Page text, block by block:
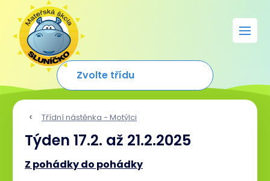
Třídní nástěnka - Motýlci
Týden 17.2. až 21.2.2025
Z pohádky do pohádky